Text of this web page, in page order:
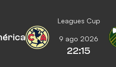
Leagues Cup
9 ago 2026
22:15